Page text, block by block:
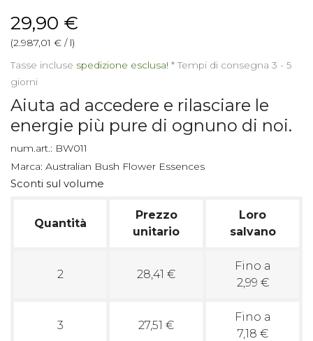
29,90 €
(2.987,01 € / l)
Tasse incluse spedizione esclusa! *Tempi di consegna 3 - 5
giorni
Aiuta ad accedere e rilasciare le
energie più pure di ognuno di noi.
num.art.: BW011
Marca: Australian Bush Flower Essences
Sconti sul volume
Quantità
Prezzo
unitario
Loro
salvano
2 28,41 €
Fino a
2,99 €
3 27,51 €
Fino a
7,18 €